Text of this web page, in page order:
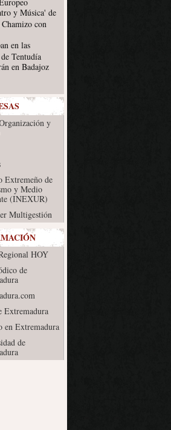
y Música' de
con
en las
Tentudía
en Badajoz
y
Extremeño de
y Medio
(INEXUR)
Multigestión
HOY
de
Extremadura
en Extremadura
de